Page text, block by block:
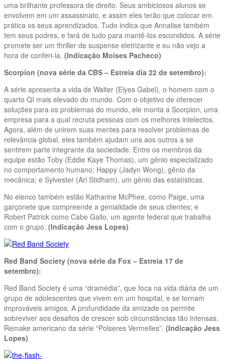
uma brilhante professora de direito. Seus ambiciosos alunos se
envolvem em um assassinato, e assim eles terão que colocar em
prática os seus aprendizados. Tudo indica que Annalise também
tem seus podres, e fará de tudo para mantê-los escondidos. A série
promete ser um thriller de suspense eletrizante e eu não vejo a
hora de conferi-la. (Indicação Moises Pacheco)
Scorpion (nova série da CBS – Estreia dia 22 de setembro):
A série apresenta a vida de Walter (Elyes Gabel), o homem com o
quarto QI mais elevado do mundo. Com o objetivo de oferecer
soluções para os problemas do mundo, ele monta a Scorpion, uma
empresa para a qual recruta pessoas com os melhores intelectos.
Agora, além de unirem suas mentes para resolver problemas de
relevância global, eles também ajudam uns aos outros a se
sentirem parte integrante da sociedade. Entre os membros da
equipe estão Toby (Eddie Kaye Thomas), um gênio especializado
no comportamento humano; Happy (Jadyn Wong), gênio da
mecânica; e Sylvester (Ari Stidham), um gênio das estatísticas.
No elenco também estão Katharine McPhee, como Paige, uma
garçonete que compreende a genialidade de seus clientes; e
Robert Patrick como Cabe Gallo, um agente federal que trabalha
com o grupo. (Indicação Jess Lopes)
Red Band Society (nova série da Fox – Estreia 17 de
setembro):
Red Band Society é uma “dramédia”, que foca na vida diária de um
grupo de adolescentes que vivem em um hospital, e se tornam
improváveis amigos. A profundidade da amizade os permite
sobreviver aos desafios de crescer sob circunstâncias tão intensas.
Remake americano da série “Polseres Vermelles”. (Indicação Jess
Lopes)